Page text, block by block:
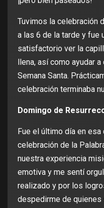
Tuvimos la celebración
a las 6 de la tarde y fue
satisfactorio ver la
llena, así como ayudar
Semana Santa.
celebración terminaba
Domingo de
Fue el último día en esa
celebración de la
nuestra experiencia
emotiva y me sentí
realizado y por los
despedirme de